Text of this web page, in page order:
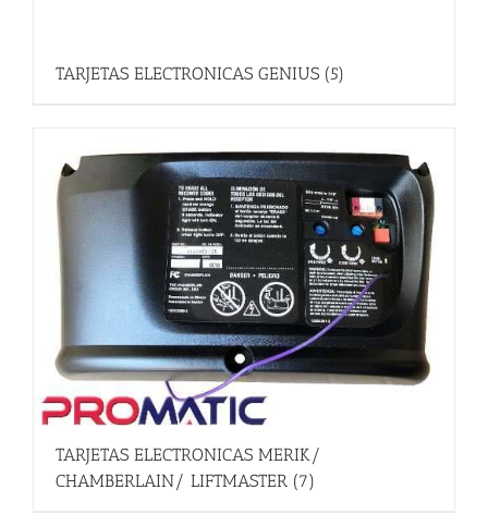
TARJETAS ELECTRONICAS GENIUS (5)
TARJETAS ELECTRONICAS MERIK/
CHAMBERLAIN/ LIFTMASTER (7)